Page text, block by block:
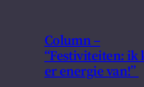
Column –
“Festiviteiten: ik
er energie van!”